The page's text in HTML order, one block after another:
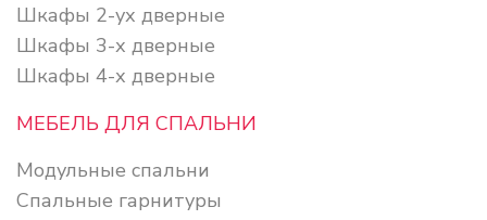
Шкафы 2-ух дверные
Шкафы 3-х дверные
Шкафы 4-х дверные
МЕБЕЛЬ ДЛЯ СПАЛЬНИ
Модульные спальни
Спальные гарнитуры